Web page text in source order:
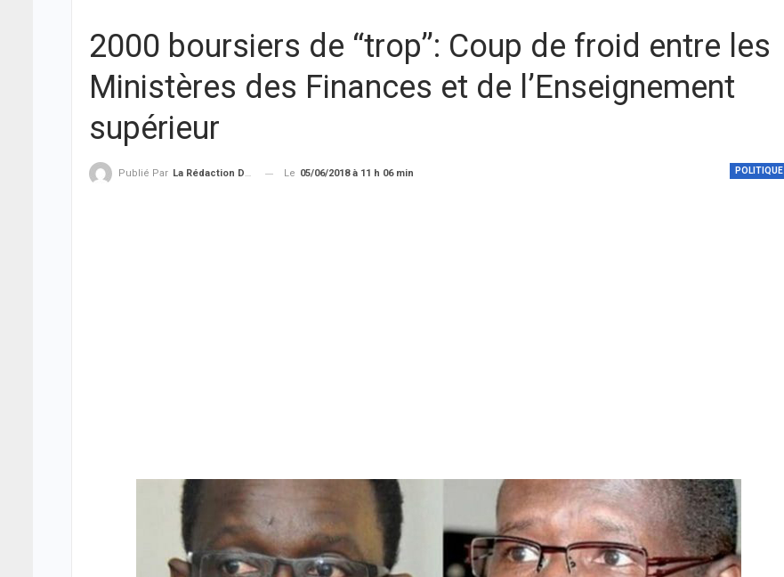
2000 boursiers de “trop’’: Coup de froid entre les
Ministères des Finances et de l’Enseignement
supérieur
POLITIQUE
Publié Par La Rédaction De THIEYSENEGAL.com Le 05/06/2018 à 11 h 06 min